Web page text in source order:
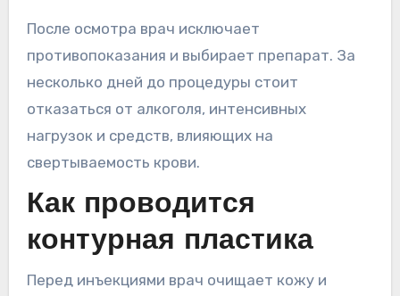
После осмотра врач исключает
противопоказания и выбирает препарат. За
несколько дней до процедуры стоит
отказаться от алкоголя, интенсивных
нагрузок и средств, влияющих на
свертываемость крови.
Как проводится
контурная пластика
Перед инъекциями врач очищает кожу и